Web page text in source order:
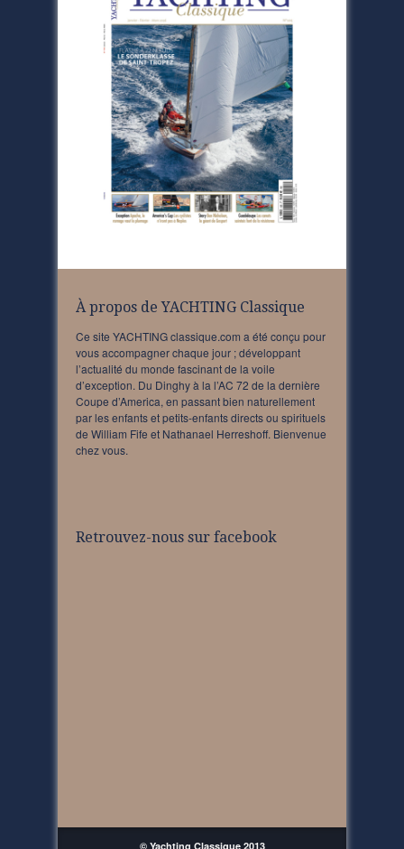
À propos de YACHTING Classique
Ce site YACHTING classique.com a été conçu pour
vous accompagner chaque jour ; développant
l’actualité du monde fascinant de la voile
d’exception. Du Dinghy à la l’AC 72 de la dernière
Coupe d’America, en passant bien naturellement
par les enfants et petits-enfants directs ou spirituels
de William Fife et Nathanael Herreshoff. Bienvenue
chez vous.
Retrouvez-nous sur facebook
© Yachting Classique 2013